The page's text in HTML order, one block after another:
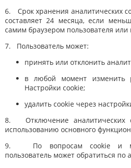
6. Срок хранения аналитических
составляет 24 месяца, если
самим браузером пользователя или
7. Пользователь может:
принять или отклонить
в любой момент изменить
Настройки cookie;
удалить cookie через
8. Отключение аналитических
использованию основного
9. По вопросам cookie и
пользователь может обратиться по